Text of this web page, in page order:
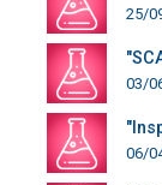
25/
03/
06/